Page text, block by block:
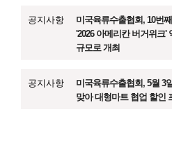
공지사항
미국육류수출협회, 10번
'2026 아메리칸 버거위크'
규모로 개최
공지사항
미국육류수출협회, 5월 3
맞아 대형마트 협업 할인